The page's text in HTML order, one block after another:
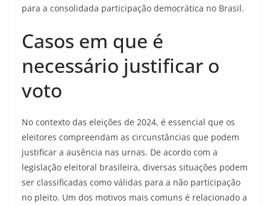
para a consolidada participação democrática no Brasil.
Casos em que é
necessário justificar o
voto
No contexto das eleições de 2024, é essencial que os
eleitores compreendam as circunstâncias que podem
justificar a ausência nas urnas. De acordo com a
legislação eleitoral brasileira, diversas situações podem
ser classificadas como válidas para a não participação
no pleito. Um dos motivos mais comuns é relacionado a